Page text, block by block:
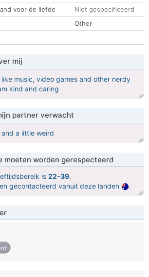
voor de liefde
Niet gespecificeerd
Other
mij
like music, video games and other nerdy
kind and caring
partner verwacht
a little weird
moeten worden gerespecteerd
is 22-39.
gecontacteerd vanuit deze landen
.